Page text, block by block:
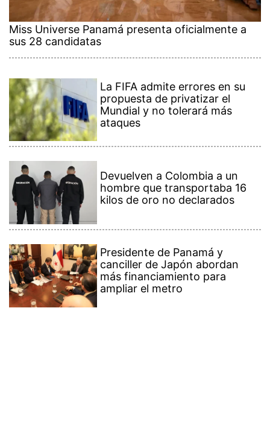
Miss Universe Panamá presenta oficialmente a
sus 28 candidatas
La FIFA admite errores en su
propuesta de privatizar el
Mundial y no tolerará más
ataques
Devuelven a Colombia a un
hombre que transportaba 16
kilos de oro no declarados
Presidente de Panamá y
canciller de Japón abordan
más financiamiento para
ampliar el metro